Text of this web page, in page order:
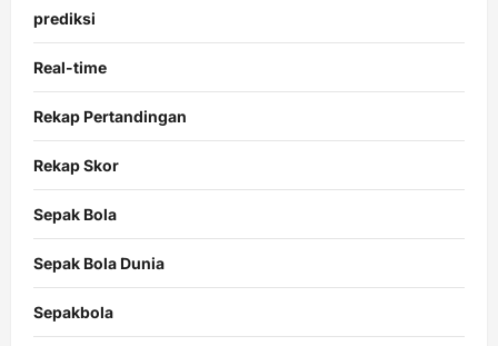
prediksi
Real-time
Rekap Pertandingan
Rekap Skor
Sepak Bola
Sepak Bola Dunia
Sepakbola